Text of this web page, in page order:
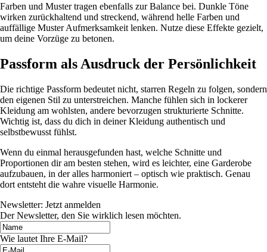
Farben und Muster tragen ebenfalls zur Balance bei. Dunkle Töne
wirken zurückhaltend und streckend, während helle Farben und
auffällige Muster Aufmerksamkeit lenken. Nutze diese Effekte gezielt,
um deine Vorzüge zu betonen.
Passform als Ausdruck der Persönlichkeit
Die richtige Passform bedeutet nicht, starren Regeln zu folgen, sondern
den eigenen Stil zu unterstreichen. Manche fühlen sich in lockerer
Kleidung am wohlsten, andere bevorzugen strukturierte Schnitte.
Wichtig ist, dass du dich in deiner Kleidung authentisch und
selbstbewusst fühlst.
Wenn du einmal herausgefunden hast, welche Schnitte und
Proportionen dir am besten stehen, wird es leichter, eine Garderobe
aufzubauen, in der alles harmoniert – optisch wie praktisch. Genau
dort entsteht die wahre visuelle Harmonie.
Newsletter: Jetzt anmelden
Der Newsletter, den Sie wirklich lesen möchten.
Wie lautet Ihre E-Mail?